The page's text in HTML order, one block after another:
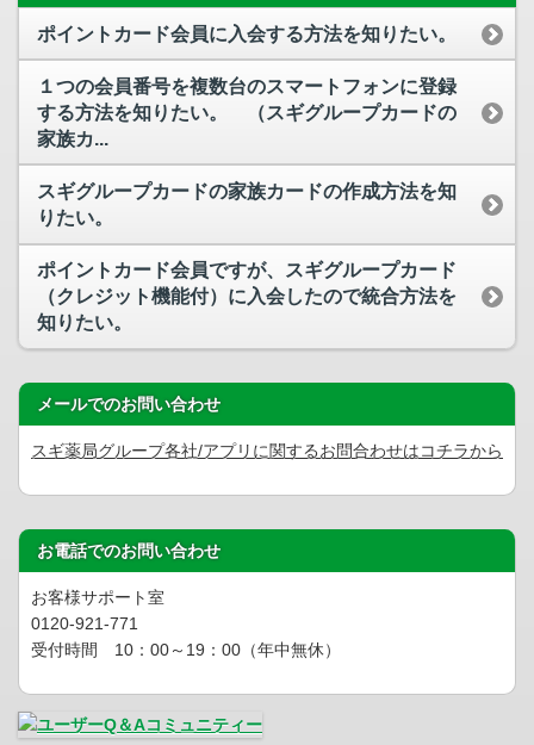
ポイントカード会員に入会する方法を知りたい。
１つの会員番号を複数台のスマートフォンに登録
する方法を知りたい。 （スギグループカードの
家族カ...
スギグループカードの家族カードの作成方法を知
りたい。
ポイントカード会員ですが、スギグループカード
（クレジット機能付）に入会したので統合方法を
知りたい。
メールでのお問い合わせ
スギ薬局グループ各社/アプリに関するお問合わせはコチラから
お電話でのお問い合わせ
お客様サポート室
0120-921-771
受付時間 10：00～19：00（年中無休）